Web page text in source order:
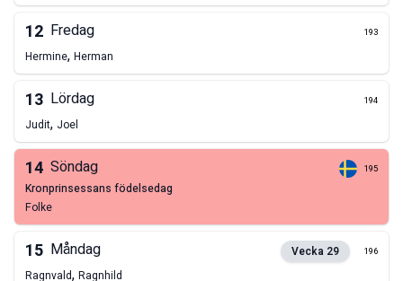
12 Fredag 193
Hermine, Herman
13 Lördag 194
Judit, Joel
14 Söndag 195
kronprinsessans födelsedag
Folke
15 Måndag Vecka 29 196
Ragnvald, Ragnhild